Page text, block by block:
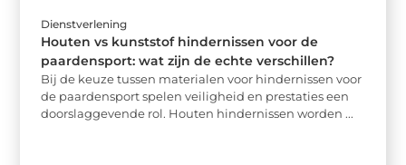
Dienstverlening
Houten vs kunststof hindernissen voor de
paardensport: wat zijn de echte verschillen?
Bij de keuze tussen materialen voor hindernissen voor
de paardensport spelen veiligheid en prestaties een
doorslaggevende rol. Houten hindernissen worden ...